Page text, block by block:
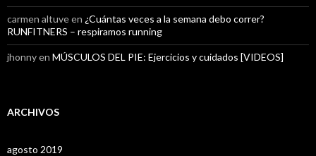
carmen altuveen ¿Cuántas veces a la semana debo correr?
RUNFITNERS – respiramos running
jhonnyen MÚSCULOS DEL PIE: Ejercicios y cuidados [VIDEOS]
ARCHIVOS
agosto 2019